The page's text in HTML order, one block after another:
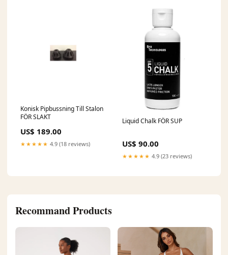
Konisk Pipbussning Till Stalon
FÖR SLAKT
US$ 189.00
★★★★★ 4.9 (18 reviews)
Liquid Chalk FÖR SUP
US$ 90.00
★★★★★ 4.9 (23 reviews)
Recommand Products